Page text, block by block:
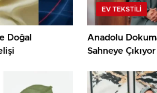
Doğal
EV TEKSTILI
Anadolu
Sahneye Çıkıyor